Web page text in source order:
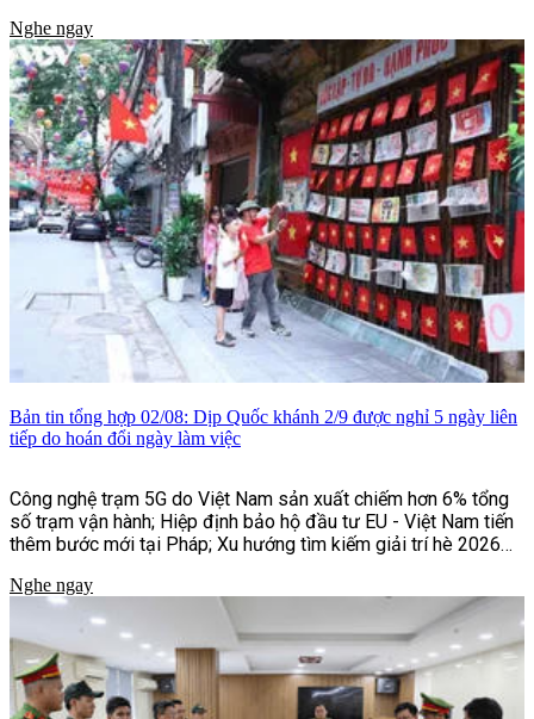
cùng bắt tay tổ chức lễ hội âm nhạc và văn hóa quy mô quốc tế
mang tên Fanomenon.
Nghe ngay
Bản tin tổng hợp 02/08: Dịp Quốc khánh 2/9 được nghỉ 5 ngày liên
tiếp do hoán đổi ngày làm việc
Công nghệ trạm 5G do Việt Nam sản xuất chiếm hơn 6% tổng
số trạm vận hành; Hiệp định bảo hộ đầu tư EU - Việt Nam tiến
thêm bước mới tại Pháp; Xu hướng tìm kiếm giải trí hè 2026
Nghe ngay